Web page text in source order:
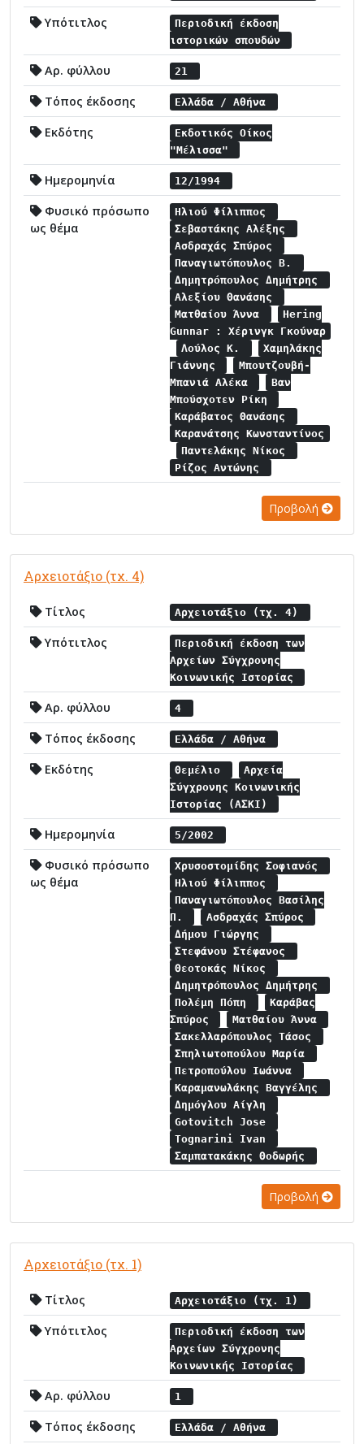
Υπότιτλος
Περιοδική έκδοση
ιστορικών σπουδών
Αρ. φύλλου 21
Τόπος έκδοσης Ελλάδα / Αθήνα
Εκδότης
Εκδοτικός Οίκος
"Μέλισσα"
Ημερομηνία 12/1994
Φυσικό πρόσωπο
ως θέμα
Ηλιού Φίλιππος
Σεβαστάκης Αλέξης
Ασδραχάς Σπύρος
Παναγιωτόπουλος Β.
Δημητρόπουλος Δημήτρης
Αλεξίου Θανάσης
Ματθαίου Άννα
Hering
Gunnar : Χέρινγκ Γκούναρ
Λούλος Κ.
Χαμηλάκης
Γιάννης
Μπουτζουβή-
Μπανιά Αλέκα
Βαν
Mπoύσχοτεν Ρίκη
Καράβατος Θανάσης
Καρανάτσης Κωνσταντίνoς
Παντελάκης Νίκος
Ρίζος Αντώνης
Προβολή
Αρχειοτάξιο (τχ. 4)
Τίτλος Αρχειοτάξιο (τχ. 4)
Υπότιτλος
Περιοδική έκδοση των
Αρχείων Σύγχρονης
Κοινωνικής Ιστορίας
Αρ. φύλλου 4
Τόπος έκδοσης Ελλάδα / Αθήνα
Εκδότης Θεμέλιο
Αρχεία
Σύγχρονης Κοινωνικής
Ιστορίας (ΑΣΚΙ)
Ημερομηνία 5/2002
Φυσικό πρόσωπο
ως θέμα
Χρυσοστομίδης Σοφιανός
Ηλιού Φίλιππος
Παναγιωτόπουλος Βασίλης
Π.
Ασδραχάς Σπύρος
Δήμου Γιώργης
Στεφάνου Στέφανος
Θεοτοκάς Νίκος
Δημητρόπουλος Δημήτρης
Πολέμη Πόπη
Καράβας
Σπύρος
Ματθαίου Άννα
Σακελλαρόπουλος Τάσος
Σπηλιωτοπούλου Μαρία
Πετροπούλου Ιωάννα
Καραμανωλάκης Βαγγέλης
Δημόγλου Αίγλη
Gotovitch Jose
Tognarini Ivan
Σαμπατακάκης Θοδωρής
Προβολή
Αρχειοτάξιο (τχ. 1)
Τίτλος Αρχειοτάξιο (τχ. 1)
Υπότιτλος
Περιοδική έκδοση των
Αρχείων Σύγχρονης
Κοινωνικής Ιστορίας
Αρ. φύλλου 1
Τόπος έκδοσης Ελλάδα / Αθήνα